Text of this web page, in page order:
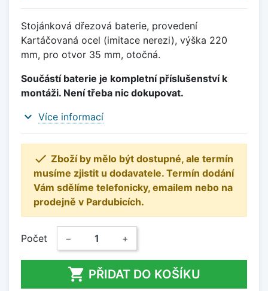
Stojánková dřezová baterie, provedení
Kartáčovaná ocel (imitace nerezi), výška 220
mm, pro otvor 35 mm, otočná.
Součástí baterie je kompletní příslušenství k
montáži. Není třeba nic dokupovat.
expand_more Více informací
 Zboží by mělo být dostupné, ale termín
musíme zjistit u dodavatele. Termín dodání
Vám sdělíme telefonicky, emailem nebo na
prodejně v Pardubicích.
Počet − +
 PŘIDAT DO KOŠÍKU